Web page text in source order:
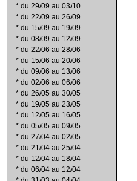
* du 29/09 au 03/10
* du 22/09 au 26/09
* du 15/09 au 19/09
* du 08/09 au 12/09
* du 22/06 au 28/06
* du 15/06 au 20/06
* du 09/06 au 13/06
* du 02/06 au 06/06
* du 26/05 au 30/05
* du 19/05 au 23/05
* du 12/05 au 16/05
* du 05/05 au 09/05
* du 27/04 au 02/05
* du 21/04 au 25/04
* du 12/04 au 18/04
* du 06/04 au 12/04